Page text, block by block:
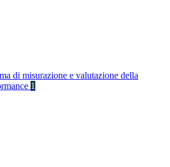
di misurazione e valutazione della
1